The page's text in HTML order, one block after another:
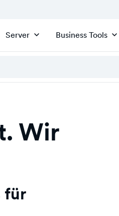
Server Business Tools
Wir
für